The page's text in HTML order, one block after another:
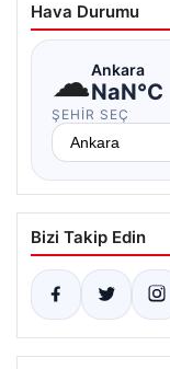
Hava Durumu
☁Ankara
NaN°C
ŞEHIR SEÇ
Bizi Takip Edin